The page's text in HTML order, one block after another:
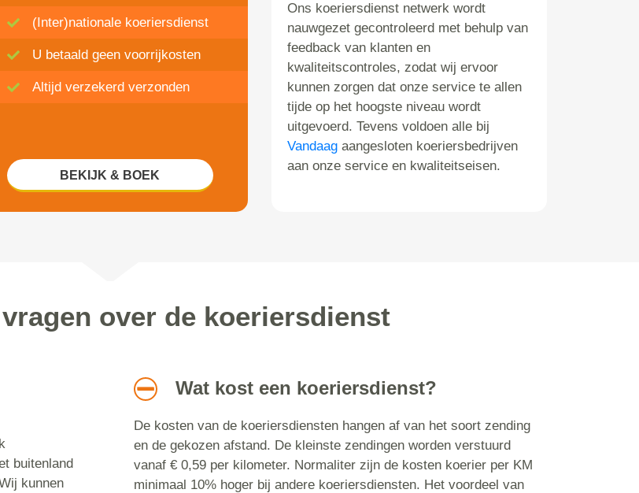
(Inter)nationale koeriersdienst
U betaald geen voorrijkosten
Altijd verzekerd verzonden
BEKIJK & BOEK
Ons koeriersdienst netwerk wordt
nauwgezet gecontroleerd met behulp van
feedback van klanten en
kwaliteitscontroles, zodat wij ervoor
kunnen zorgen dat onze service te allen
tijde op het hoogste niveau wordt
uitgevoerd. Tevens voldoen alle bij
Vandaag aangesloten koeriersbedrijven
aan onze service en kwaliteitseisen.
over de koeriersdienst
buitenland
kunnen
Wat kost een koeriersdienst?
De kosten van de koeriersdiensten hangen af van het soort zending
en de gekozen afstand. De kleinste zendingen worden verstuurd
vanaf € 0,59 per kilometer. Normaliter zijn de kosten koerier per KM
minimaal 10% hoger bij andere koeriersdiensten. Het voordeel van